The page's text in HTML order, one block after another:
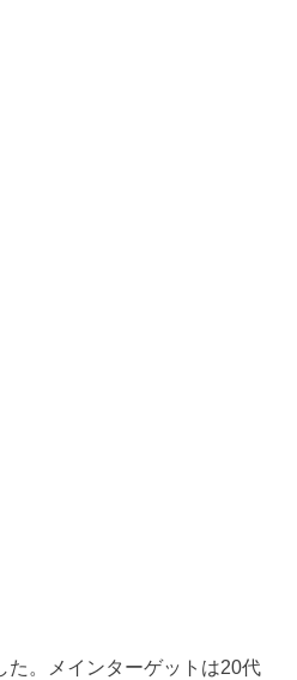
た。メインターゲットは20代